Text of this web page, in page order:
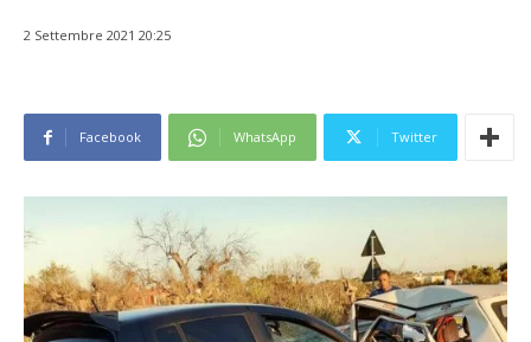
2 Settembre 2021 20:25
Facebook WhatsApp Twitter